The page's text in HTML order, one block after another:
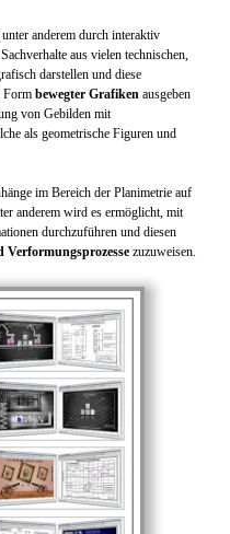
anderem durch interaktiv
aus vielen technischen,
darstellen und diese
Form bewegter Grafiken ausgeben
von Gebilden mit
als geometrische Figuren und
im Bereich der Planimetrie auf
anderem wird es ermöglicht, mit
durchzuführen und diesen
Verformungsprozesse zuzuweisen.